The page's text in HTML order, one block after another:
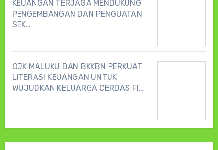
KEUANGAN TERJAGA MENDUKUNG
PENGEMBANGAN DAN PENGUATAN
SEK…
OJK MALUKU DAN BKKBN PERKUAT
LITERASI KEUANGAN UNTUK
WUJUDKAN KELUARGA CERDAS FI…